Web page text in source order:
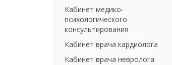
Кабинет медико-
психологического
консультирования
Кабинет врача кардиолога
Кабинет врача невролога